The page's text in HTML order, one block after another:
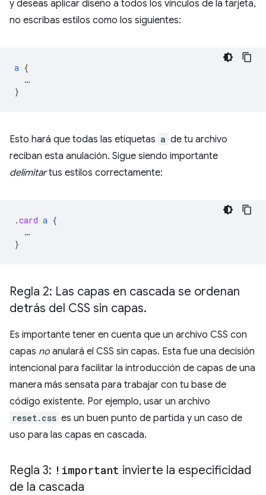
y deseas aplicar diseño a todos los vínculos de la tarjeta,
no escribas estilos como los siguientes:
a {
…
}
Esto hará que todas las etiquetas a de tu archivo
reciban esta anulación. Sigue siendo importante
delimitartus estilos correctamente:
.card a {
…
}
Regla 2: Las capas en cascada se ordenan
detrás del CSS sin capas.
Es importante tener en cuenta que un archivo CSS con
capas no anulará el CSS sin capas. Esta fue una decisión
intencional para facilitar la introducción de capas de una
manera más sensata para trabajar con tu base de
código existente. Por ejemplo, usar un archivo
reset.css es un buen punto de partida y un caso de
uso para las capas en cascada.
Regla 3: !important invierte la especificidad
de la cascada